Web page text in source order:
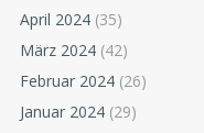
April 2024 (35)
März 2024 (42)
Februar 2024 (26)
Januar 2024 (29)